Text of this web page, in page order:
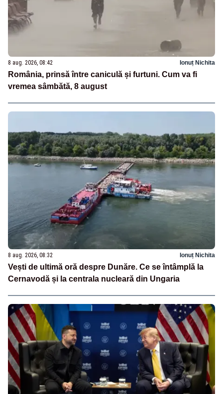
8 aug. 2026, 08:42 Ionuț Nichita
România, prinsă între caniculă și furtuni. Cum va fi
vremea sâmbătă, 8 august
8 aug. 2026, 08:32 Ionuț Nichita
Vești de ultimă oră despre Dunăre. Ce se întâmplă la
Cernavodă și la centrala nucleară din Ungaria